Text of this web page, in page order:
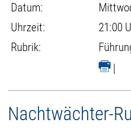
Datum:
Uhrzeit:
21:00
Rubrik:
|
Nachtwächter-